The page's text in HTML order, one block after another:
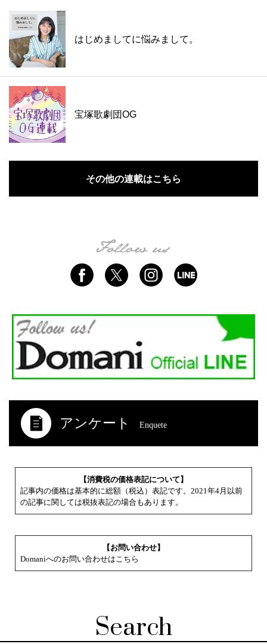
はじめましてに悩みまして。
宝塚歌劇団OG
その他の連載はこちら
アンケート Enquete
【消費税の価格表記について】
記事内の価格は基本的に総額（税込）表記です。2021年4月以前
の記事に関しては税抜表記の場合もあります。
【お問い合わせ】
Domaniへのお問い合わせはこちら
Search